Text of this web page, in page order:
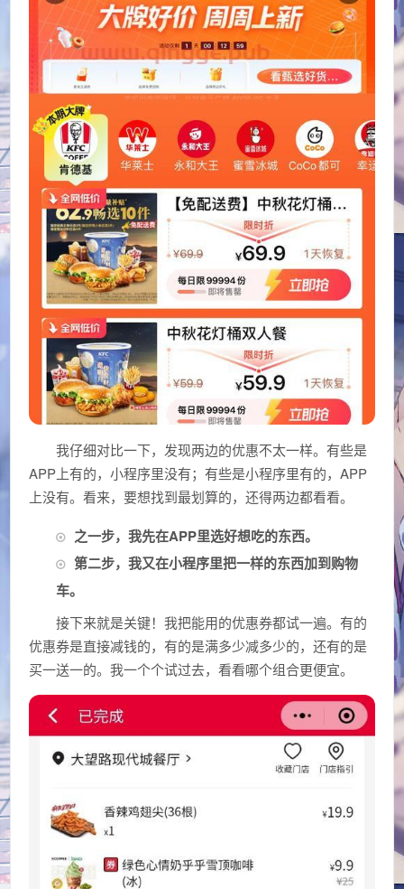
我仔细对比一下，发现两边的优惠不太一样。有些是
APP上有的，小程序里没有；有些是小程序里有的，APP
上没有。看来，要想找到最划算的，还得两边都看看。
之一步，我先在APP里选好想吃的东西。
第二步，我又在小程序里把一样的东西加到购物
车。
接下来就是关键！我把能用的优惠券都试一遍。有的
优惠券是直接减钱的，有的是满多少减多少的，还有的是
买一送一的。我一个个试过去，看看哪个组合更便宜。